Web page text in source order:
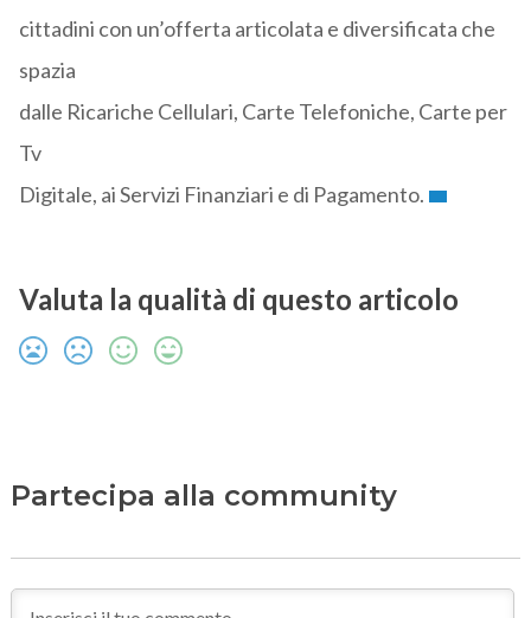
cittadini con un’offerta articolata e diversificata che
spazia
dalle Ricariche Cellulari, Carte Telefoniche, Carte per
Tv
Digitale, ai Servizi Finanziari e di Pagamento.
Valuta la qualità di questo articolo
Partecipa alla community